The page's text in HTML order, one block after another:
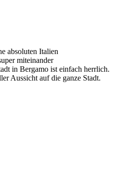
absoluten Italien
miteinander
in Bergamo ist einfach herrlich.
Aussicht auf die ganze Stadt.